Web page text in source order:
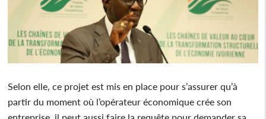
Selon elle, ce projet est mis en place pour s’assurer qu’à
partir du moment où l’opérateur économique crée son